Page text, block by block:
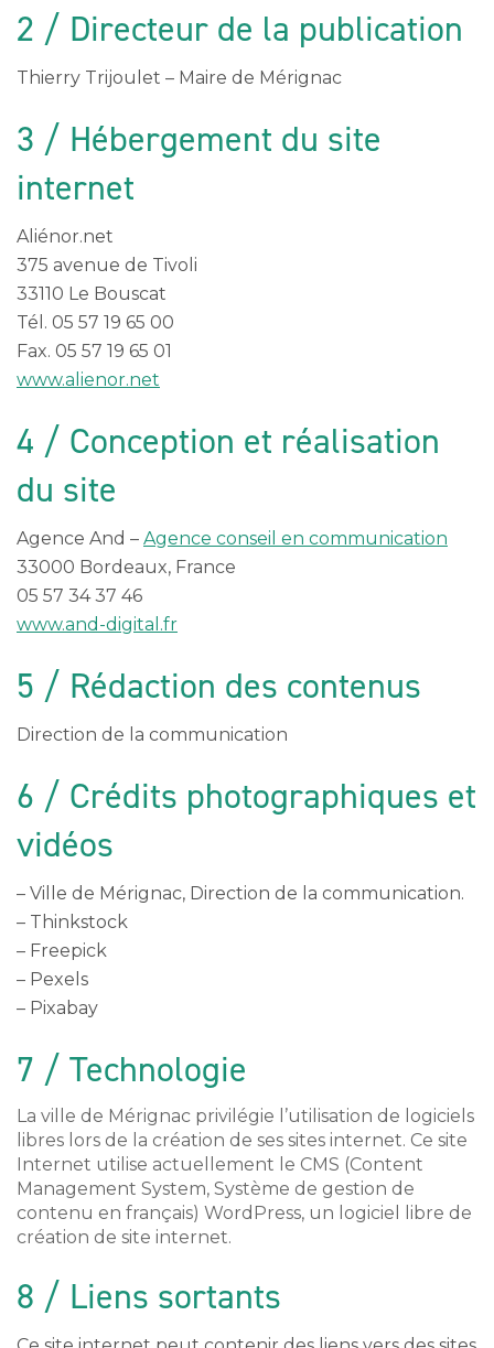
2 / Directeur de la publication
Thierry Trijoulet – Maire de Mérignac
3 / Hébergement du site
internet
Aliénor.net
375 avenue de Tivoli
33110 Le Bouscat
Tél. 05 57 19 65 00
Fax. 05 57 19 65 01
www.alienor.net
4 / Conception et réalisation
du site
Agence And – Agence conseil en communication
33000 Bordeaux, France
05 57 34 37 46
www.and-digital.fr
5 / Rédaction des contenus
Direction de la communication
6 / Crédits photographiques et
vidéos
– Ville de Mérignac, Direction de la communication.
– Thinkstock
– Freepick
– Pexels
– Pixabay
7 / Technologie
La ville de Mérignac privilégie l’utilisation de logiciels
libres lors de la création de ses sites internet. Ce site
Internet utilise actuellement le CMS (Content
Management System, Système de gestion de
contenu en français) WordPress, un logiciel libre de
création de site internet.
8 / Liens sortants